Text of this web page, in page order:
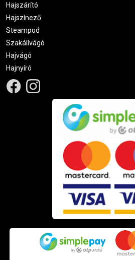
Hajszárító
Hajszínező
Steampod
Szakállvágó
Hajvágó
Hajnyíró